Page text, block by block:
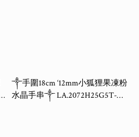
༒手圍18cm ‘12mm小狐狸果凍粉
水晶手串༒ LA.2072H25G5T-